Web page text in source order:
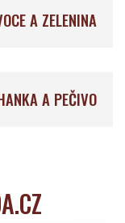
A ZELENINA
A PEČIVO